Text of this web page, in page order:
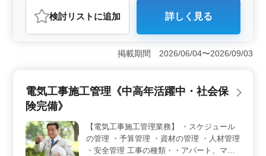
おすすめポイント
＜ベテラン層が活躍できる環境＞ この求人は50代から
70代まで幅広い年齢層の方が活躍中の職場です。土木施
工管理経験が20年以上ある方には優遇条件が用意され、
本のため、移動時間を有効活用でき、ワークライフバラ
ンスを保ちやすい環境です。さらに、マイカー通勤が可
実の給与・福利厚生＞ 賞与支給実績があり、経済的な
安定が期待できます。社会保険や財形制度などの福利厚
生も充実しており、長期的なキャリア形成を目指す方に
検討リスト に追加 詳しく見る
掲載期間 2026/06/04〜2026/09/03
電気工事施工管理《中高年活躍中・社会保
険完備》
【電気工事施工管理業務】 ・スケジュール
の管理 ・予算管理 ・資材の管理 ・人材管理
・安全管理 工事の種類・・アパート、マン